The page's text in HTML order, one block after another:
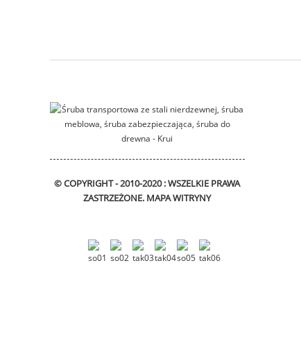
Śruby z łbem
gniazdowym
sześciokątnym DIN912
Tuleja kołnierzowa
© COPYRIGHT - 2010-2020 : WSZELKIE PRAWA
ZASTRZEŻONE. MAPA WITRYNY